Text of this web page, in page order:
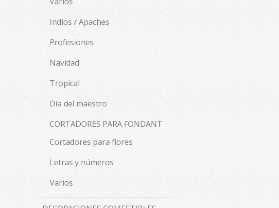
Indios / Apaches
Profesiones
Navidad
Tropical
Día del maestro
CORTADORES PARA FONDANT
Cortadores para flores
Letras y números
Varios